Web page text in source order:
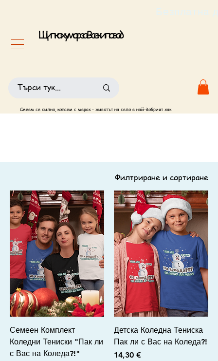
Щипка хумор за Всеки повод
Смеем се силно, копаем с мерак – животът на село е най-добрият хак.
Филтриране и сортиране
Семеен Комплект
Коледни Тениски "Пак ли
с Вас на Коледа?!"
Детска Коледна Тениска
Пак ли с Вас на Коледа?!
Цена
14,30 €